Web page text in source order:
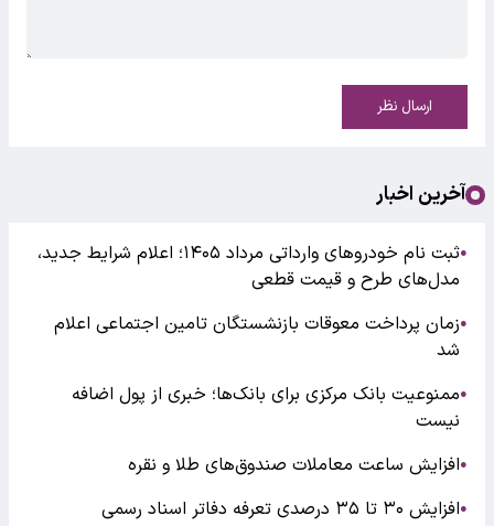
ارسال نظر
آخرین اخبار
●
ثبت نام خودروهای وارداتی مرداد ۱۴۰۵؛ اعلام شرایط جدید،
مدل‌های طرح و قیمت قطعی
●زمان پرداخت معوقات بازنشستگان تامین اجتماعی اعلام
شد
●ممنوعیت بانک مرکزی برای بانک‌ها؛ خبری از پول اضافه
نیست
●افزایش ساعت معاملات صندوق‌های طلا و نقره
●افزایش ۳۰ تا ۳۵ درصدی تعرفه دفاتر اسناد رسمی